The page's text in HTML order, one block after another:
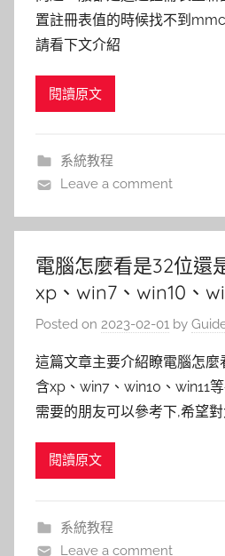
置註冊表值的時候找不到
請看下文介紹
閱讀原文
系統教程
Leave a comment
電腦怎麼看是32位還
xp、win7、win10、
Posted on 2023-02-01 by
這篇文章主要介紹瞭電腦怎麼
含xp、win7、win10、win11
需要的朋友可以參考下,希望
閱讀原文
系統教程
Leave a comment